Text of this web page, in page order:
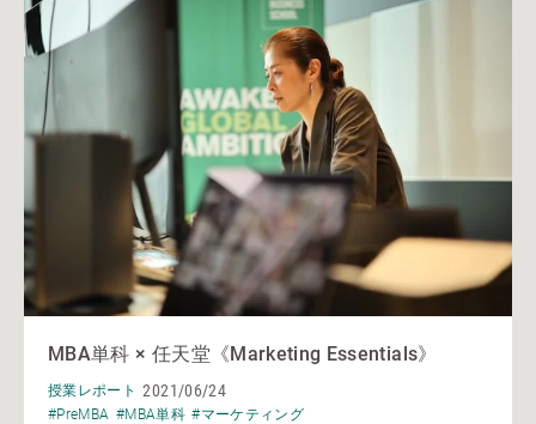
MBA単科 × 任天堂《Marketing Essentials》
授業レポート 2021/06/24
#PreMBA #MBA単科 #マーケティング